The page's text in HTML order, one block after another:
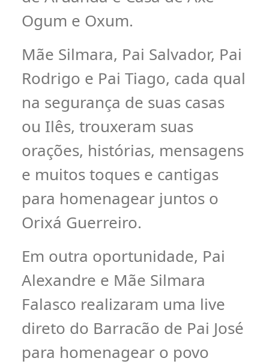
Ogum e Oxum.
Mãe Silmara, Pai Salvador, Pai
Rodrigo e Pai Tiago, cada qual
na segurança de suas casas
ou Ilês, trouxeram suas
orações, histórias, mensagens
e muitos toques e cantigas
para homenagear juntos o
Orixá Guerreiro.
Em outra oportunidade, Pai
Alexandre e Mãe Silmara
Falasco realizaram uma live
direto do Barracão de Pai José
para homenagear o povo